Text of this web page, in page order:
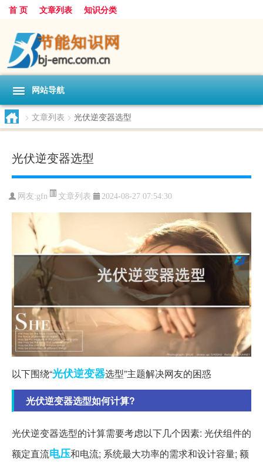
首 页 文章列表 知识分类
网站导航
> 文章列表 > 光伏逆变器选型
光伏逆变器选型
网友:gfn 文章列表 2024-08-27 07:54:30
以下围绕“光伏逆变器选型”主题解决网友的困惑
光伏逆变器选型如何计算?
光伏逆变器选型的计算需要考虑以下几个因素: 光伏组件的
额定直流电压和电流; 系统最大功率的需求和设计容量; 额